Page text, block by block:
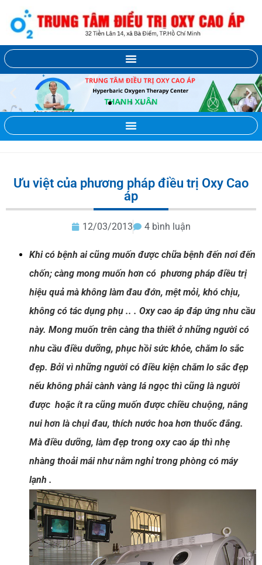
Ưu việt của phương pháp điều trị Oxy Cao
áp
12/03/2013 4 bình luận
Khicó bệnh ai cũng muốn được chữa bệnh đến nơi đến
chốn; càng mong muốn hơn có phương pháp điều trị
hiệu quả mà không làm đau đớn, mệt mỏi, khó chịu,
không có tác dụng phụ .. . Oxy cao áp đáp ứng nhu cầu
này. Mong muốn trên càng tha thiết ở những người có
nhu cầu điều dưỡng, phục hồi sức khỏe, chăm lo sắc
đẹp. Bởi vì những người có điều kiện chăm lo sắc đẹp
nếu không phải cành vàng lá ngọc thì cũng là người
được hoặc ít ra cũng muốn được chiều chuộng, nâng
nui hơn là chụi đau, thích nước hoa hơn thuốc đắng.
Mà điều dưỡng, làm đẹp trong oxy cao áp thì nhẹ
nhàng thoải mái như nằm nghỉ trong phòng có máy
lạnh .